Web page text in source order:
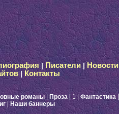
| Писатели|Новости
| Контакты
романы|Проза | 1 |Фантастика |
|Наши баннеры